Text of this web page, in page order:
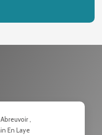
,
En Laye